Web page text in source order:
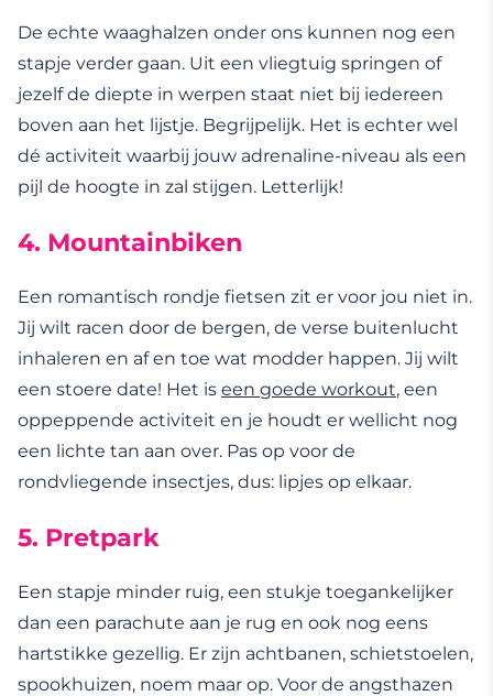
De echte waaghalzen onder ons kunnen nog een
stapje verder gaan. Uit een vliegtuig springen of
jezelf de diepte in werpen staat niet bij iedereen
boven aan het lijstje. Begrijpelijk. Het is echter wel
dé activiteit waarbij jouw adrenaline-niveau als een
pijl de hoogte in zal stijgen. Letterlijk!
4. Mountainbiken
Een romantisch rondje fietsen zit er voor jou niet in.
Jij wilt racen door de bergen, de verse buitenlucht
inhaleren en af en toe wat modder happen. Jij wilt
een stoere date! Het is een goede workout, een
oppeppende activiteit en je houdt er wellicht nog
een lichte tan aan over. Pas op voor de
rondvliegende insectjes, dus: lipjes op elkaar.
5. Pretpark
Een stapje minder ruig, een stukje toegankelijker
dan een parachute aan je rug en ook nog eens
hartstikke gezellig. Er zijn achtbanen, schietstoelen,
spookhuizen, noem maar op. Voor de angsthazen